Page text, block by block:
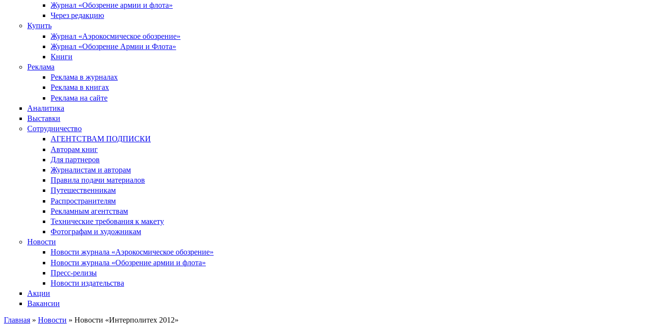
Журнал «Обозрение армии и флота»
Через редакцию
Купить
Журнал «Аэрокосмическое обозрение»
Журнал «Обозрение Армии и Флота»
Книги
Реклама
Реклама в журналах
Реклама в книгах
Реклама на сайте
Аналитика
Выставки
Сотрудничество
АГЕНТСТВАМ ПОДПИСКИ
Авторам книг
Для партнеров
Журналистам и авторам
Правила подачи материалов
Путешественникам
Распространителям
Рекламным агентствам
Технические требования к макету
Фотографам и художникам
Новости
Новости журнала «Аэрокосмическое обозрение»
Новости журнала «Обозрение армии и флота»
Пресс-релизы
Новости издательства
Акции
Вакансии
Главная » Новости » Новости «Интерполитех 2012»